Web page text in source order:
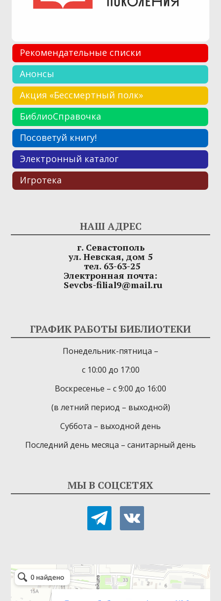
Рекомендательные списки
Анонсы
Акция «Бессмертный полк»
БиблиоСправочка
Посоветуй книгу!
Электронный каталог
Игротека
НАШ АДРЕС
г. Севастополь
ул. Невская, дом 5
тел. 63-63-25
Электронная почта:
Sevcbs-filial9@mail.ru
ГРАФИК РАБОТЫ БИБЛИОТЕКИ
Понедельник-пятница –
с 10:00 до 17:00
Воскресенье – с 9:00 до 16:00
(в летний период – выходной)
Суббота – выходной день
Последний день месяца – санитарный день
МЫ В СОЦСЕТЯХ
telegramvkontakte
Детская библиотека-филиал № 9
Библиотека в Севастополе